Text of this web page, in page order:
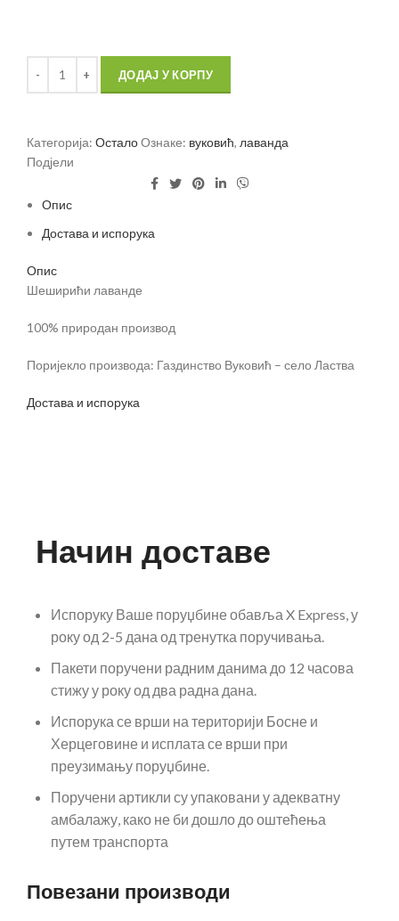
ДОДАЈ У КОРПУ
Категорија: ОсталоОзнаке: вуковић, лаванда
Подјели
Опис
Достава и испорука
Опис
Шеширићи лаванде
100% природан производ
Поријекло производа: Газдинство Вуковић – село Ластва
Достава и испорука
Начин доставе
Испоруку Ваше поруџбине обавља X Express, у
року од 2-5 дана од тренутка поручивања.
Пакети поручени радним данима до 12 часова
стижу у року од два радна дана.
Испорука се врши на територији Босне и
Херцеговине и исплата се врши при
преузимању поруџбине.
Поручени артикли су упаковани у адекватну
амбалажу, како не би дошло до оштећења
путем транспорта
Повезани производи